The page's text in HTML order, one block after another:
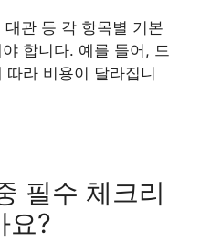
관 등 각 항목별 기본
합니다. 예를 들어, 드
라 비용이 달라집니
필수 체크리
요?